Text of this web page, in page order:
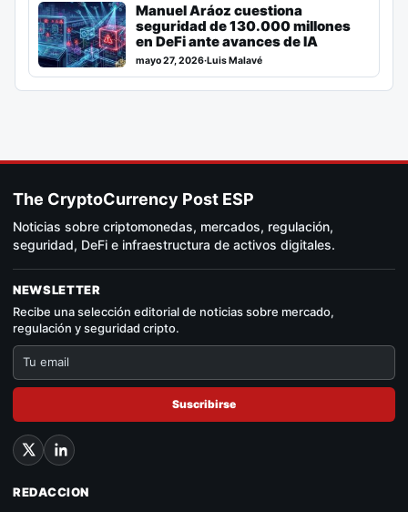
Manuel Aráoz cuestiona
seguridad de 130.000 millones
en DeFi ante avances de IA
mayo 27, 2026·Luis Malavé
The CryptoCurrency Post ESP
Noticias sobre criptomonedas, mercados, regulación,
seguridad, DeFi e infraestructura de activos digitales.
NEWSLETTER
Recibe una selección editorial de noticias sobre mercado,
regulación y seguridad cripto.
Suscribirse
REDACCION